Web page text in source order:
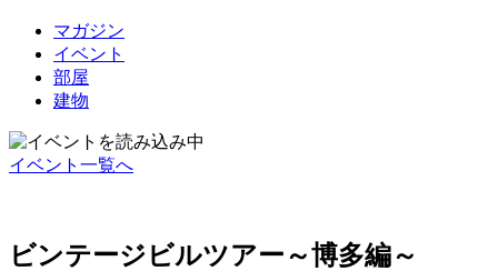
マガジン
イベント
部屋
建物
イベント一覧へ
ビンテージビルツアー～博多編～